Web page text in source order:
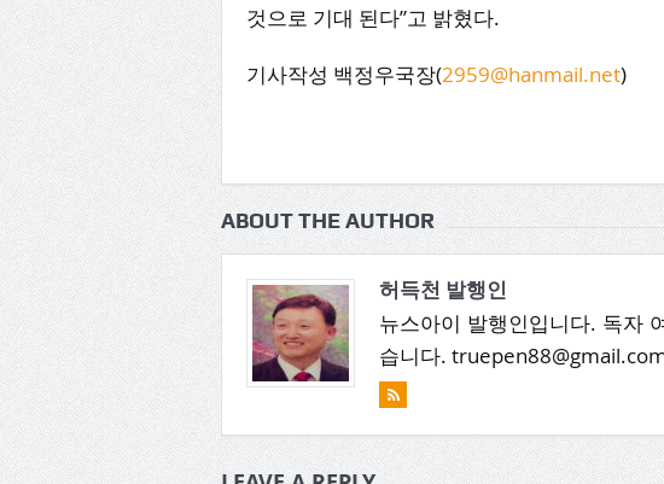
것으로 기대 된다”고 밝혔다.
기사작성 백정우국장(2959@hanmail.net)
ABOUT THE AUTHOR
허득천 발행인
뉴스아이 발행인입니다. 독자
습니다.